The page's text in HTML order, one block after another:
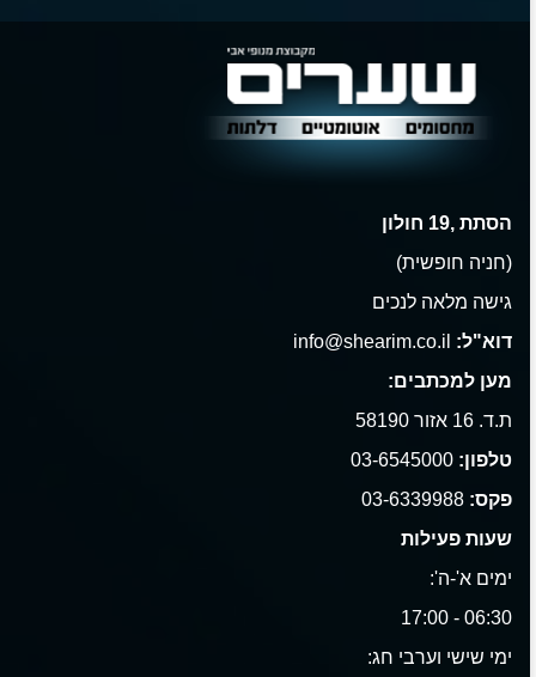
הסתת ,19 חולון
(חניה חופשית)
גישה מלאה לנכים
דוא"ל:
מען למכתבים:
ת.ד. 16 אזור 58190
טלפון:
פקס:
שעות פעילות
ימים א'-ה':
06:30 - 17:00
ימי שישי וערבי חג: